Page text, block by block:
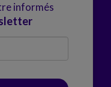
informés